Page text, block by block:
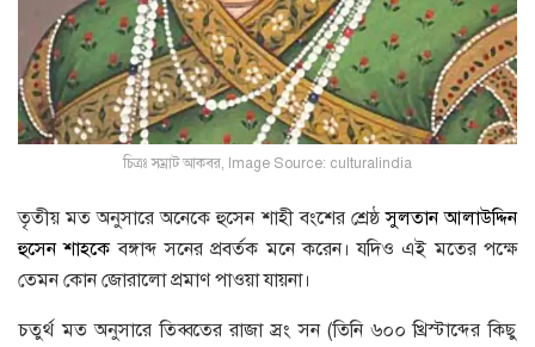
চিত্রঃ সম্রাট আকবর, Image Source: culturalindia
তৃতীয় মত অনুসারে অনেকে হুসেন শাহী বংশের শ্রেষ্ঠসুলতান আলাউদ্দিন
হুসেন শাহকেবঙ্গাব্দ সনের প্রবর্তক মনে করেন। যদিও এই মতের পক্ষে
তেমন কোন জোরালো প্রমাণ পাওয়া যায়না।
চতুর্থ মত অনুসারে তিব্বতের রাজা স্রং সন (তিনি ৬০০ খ্রিস্টাব্দের কিছু